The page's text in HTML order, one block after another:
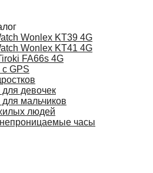
Wonlex KT39 4G
Wonlex KT41 4G
FA66s 4G
GPS
девочек
мальчиков
людей
часы